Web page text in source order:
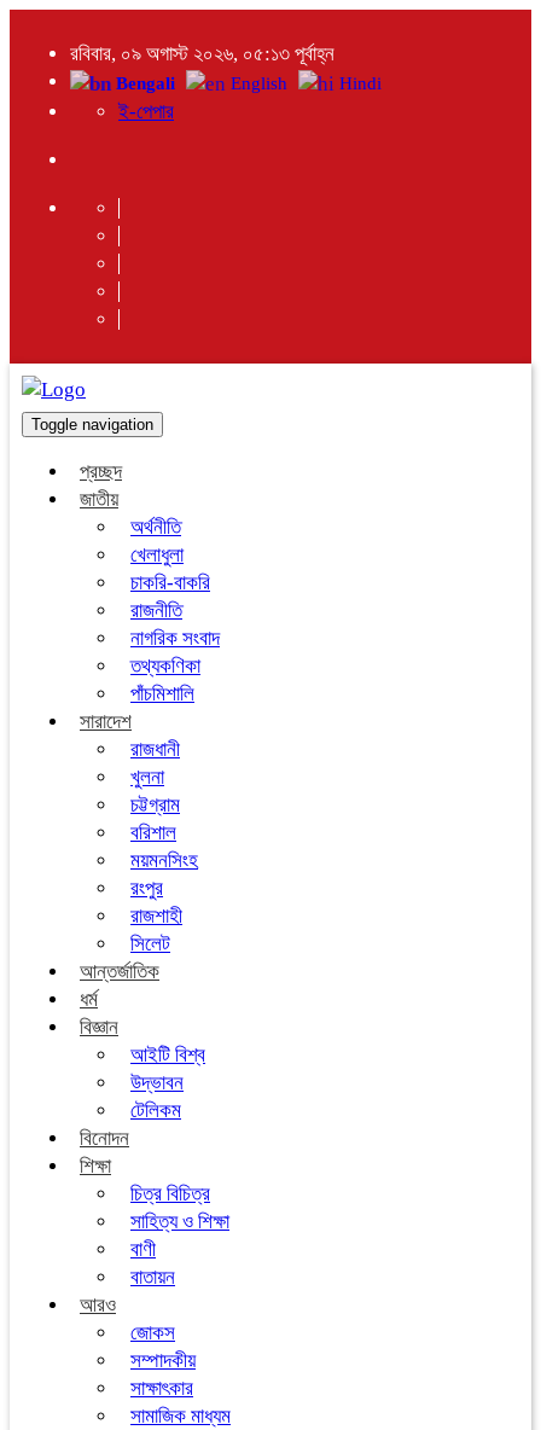
রবিবার, ০৯ অগাস্ট ২০২৬, ০৫:১৩ পূর্বাহ্ন
Bengali English Hindi
ই-পেপার
Toggle navigation
প্রচ্ছদ
জাতীয়
অর্থনীতি
খেলাধুলা
চাকরি-বাকরি
রাজনীতি
নাগরিক সংবাদ
তথ্যকণিকা
পাঁচমিশালি
সারাদেশ
রাজধানী
খুলনা
চট্টগ্রাম
বরিশাল
ময়মনসিংহ
রংপুর
রাজশাহী
সিলেট
আন্তর্জাতিক
ধর্ম
বিজ্ঞান
আইটি বিশ্ব
উদ্ভাবন
টেলিকম
বিনোদন
শিক্ষা
চিত্র বিচিত্র
সাহিত্য ও শিক্ষা
বাণী
বাতায়ন
আরও
জোকস
সম্পাদকীয়
সাক্ষাৎকার
সামাজিক মাধ্যম